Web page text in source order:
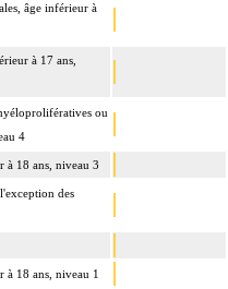
âge inférieur à
à 17 ans,
ou
4
à 18 ans, niveau 3
des
à 18 ans, niveau 1